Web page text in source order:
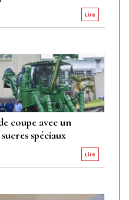
Lire
coupe avec un
spéciaux
Lire